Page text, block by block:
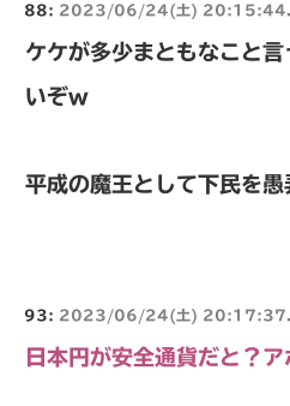
88: 2023/06/24(土)
ケケが多少まともなこと
いぞw
平成の魔王として下民を愚
93: 2023/06/24(土)
日本円が安全通貨だと？ア